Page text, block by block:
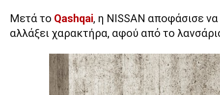
Μετά το Qashqai, η NISSAN αποφάσισε
αλλάξει χαρακτήρα, αφού από το